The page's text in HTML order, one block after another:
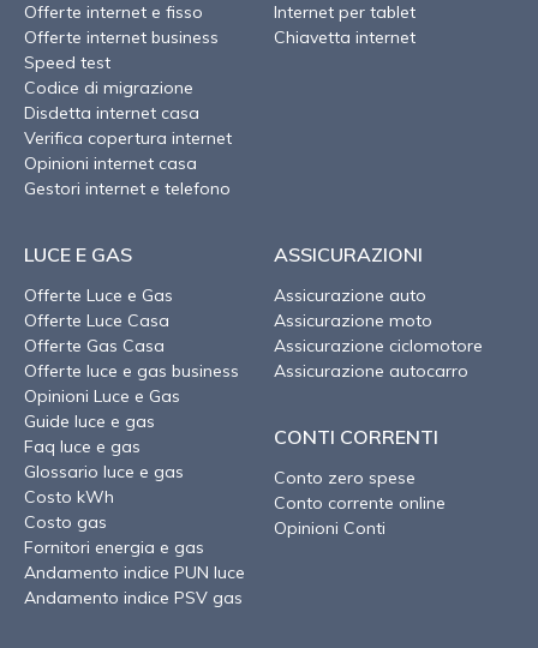
Offerte internet e fisso
Offerte internet business
Speed test
Codice di migrazione
Disdetta internet casa
Verifica copertura internet
Opinioni internet casa
Gestori internet e telefono
Internet per tablet
Chiavetta internet
LUCE E GAS
Offerte Luce e Gas
Offerte Luce Casa
Offerte Gas Casa
Offerte luce e gas business
Opinioni Luce e Gas
Guide luce e gas
Faq luce e gas
Glossario luce e gas
Costo kWh
Costo gas
Fornitori energia e gas
Andamento indice PUN luce
Andamento indice PSV gas
ASSICURAZIONI
Assicurazione auto
Assicurazione moto
Assicurazione ciclomotore
Assicurazione autocarro
CONTI CORRENTI
Conto zero spese
Conto corrente online
Opinioni Conti